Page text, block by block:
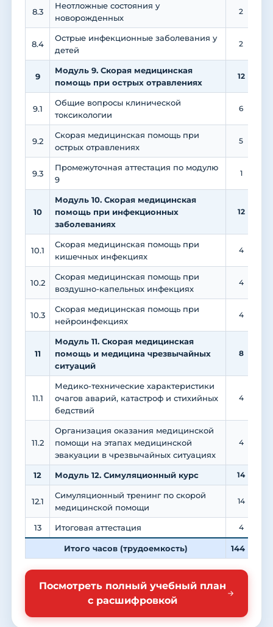
8.3
Неотложные состояния у
новорожденных
2
8.4
Острые инфекционные заболевания у
детей
2
9
Модуль 9. Скорая медицинская
помощь при острых отравлениях
12
9.1
Общие вопросы клинической
токсикологии
6
9.2
Скорая медицинская помощь при
острых отравлениях
5
9.3
Промежуточная аттестация по модулю
9
1
10
Модуль 10. Скорая медицинская
помощь при инфекционных
заболеваниях
12
10.1
Скорая медицинская помощь при
кишечных инфекциях
4
10.2
Скорая медицинская помощь при
воздушно-капельных инфекциях
4
10.3
Скорая медицинская помощь при
нейроинфекциях
4
11
Модуль 11. Скорая медицинская
помощь и медицина чрезвычайных
ситуаций
8
11.1
Медико-технические характеристики
очагов аварий, катастроф и стихийных
бедствий
4
11.2
Организация оказания медицинской
помощи на этапах медицинской
эвакуации в чрезвычайных ситуациях
4
12 Модуль 12. Симуляционный курс 14
12.1
Симуляционный тренинг по скорой
медицинской помощи
14
13 Итоговая аттестация 4
Итого часов (трудоемкость) 144
Посмотреть полный учебный план
с расшифровкой